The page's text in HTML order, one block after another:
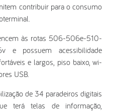
contribuir para o consumo
às rotas 506-506e-510-
e possuem acessibilidade
e largos, piso baixo, wi-
USB.
de 34 paradeiros digitais
terá telas de informação,